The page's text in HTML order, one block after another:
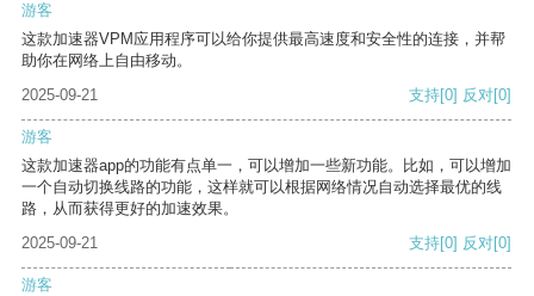
游客
这款加速器VPM应用程序可以给你提供最高速度和安全性的连接，并帮
助你在网络上自由移动。
2025-09-21
支持[0] 反对[0]
游客
这款加速器app的功能有点单一，可以增加一些新功能。比如，可以增加
一个自动切换线路的功能，这样就可以根据网络情况自动选择最优的线
路，从而获得更好的加速效果。
2025-09-21
支持[0] 反对[0]
游客